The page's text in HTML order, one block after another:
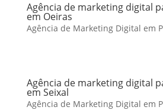
Agência de marketing digital
em Oeiras
Agência de Marketing Digital em
Agência de marketing digital
em Seixal
Agência de Marketing Digital em